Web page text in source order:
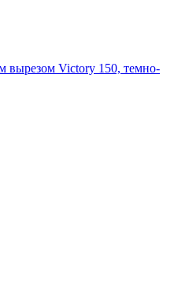
вырезом Victory 150, темно-